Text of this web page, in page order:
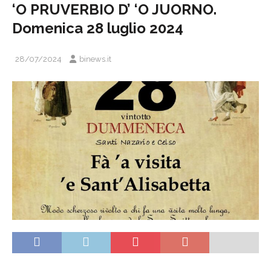
‘O PRUVERBIO D’ ‘O JUORNO.
Domenica 28 luglio 2024
28/07/2024 binews.it